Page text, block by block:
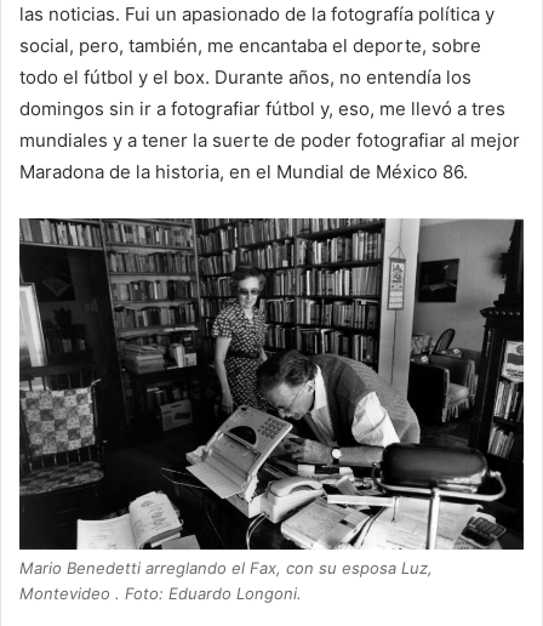
las noticias. Fui un apasionado de la fotografía política y
social, pero, también, me encantaba el deporte, sobre
todo el fútbol y el box. Durante años, no entendía los
domingos sin ir a fotografiar fútbol y, eso, me llevó a tres
mundiales y a tener la suerte de poder fotografiar al mejor
Maradona de la historia, en el Mundial de México 86.
Mario Benedetti arreglando el Fax, con su esposa Luz,
Montevideo . Foto: Eduardo Longoni.